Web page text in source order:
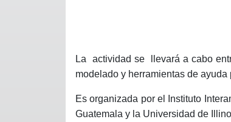
La actividad se llevará a cabo
modelado y herramientas de
Es organizada por el Instituto
Guatemala y la Universidad de